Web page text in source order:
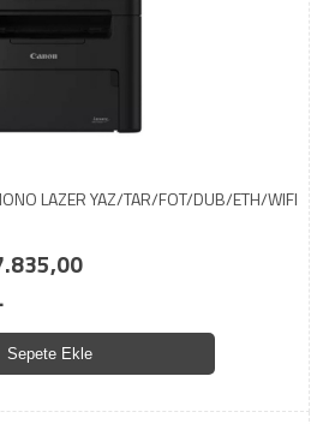
LAZER YAZ/TAR/FOT/DUB/ETH/WIFI
Sepete Ekle